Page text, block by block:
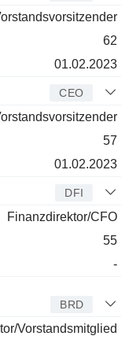
62
01.02.2023
CEO
57
01.02.2023
DFI
Finanzdirektor/CFO
55
-
BRD
Vorstandsmitglied